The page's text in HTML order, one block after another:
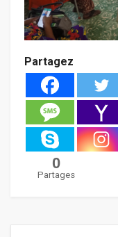
Partagez
0
Partages